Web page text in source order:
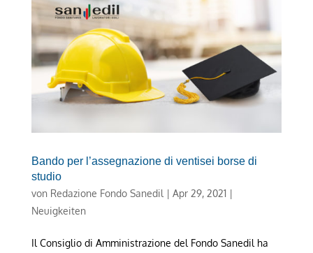
Bando per l’assegnazione di ventisei borse di
studio
von Redazione Fondo Sanedil | Apr 29, 2021|
Neuigkeiten
Il Consiglio di Amministrazione del Fondo Sanedil ha